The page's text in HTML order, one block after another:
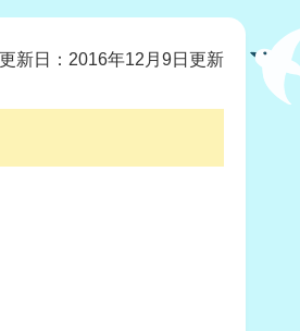
更新日：2016年12月9日更新